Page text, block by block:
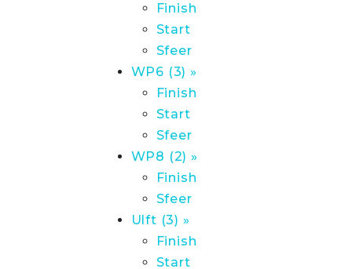
Finish
Start
Sfeer
WP6 (3) »
Finish
Start
Sfeer
WP8 (2) »
Finish
Sfeer
Ulft (3) »
Finish
Start